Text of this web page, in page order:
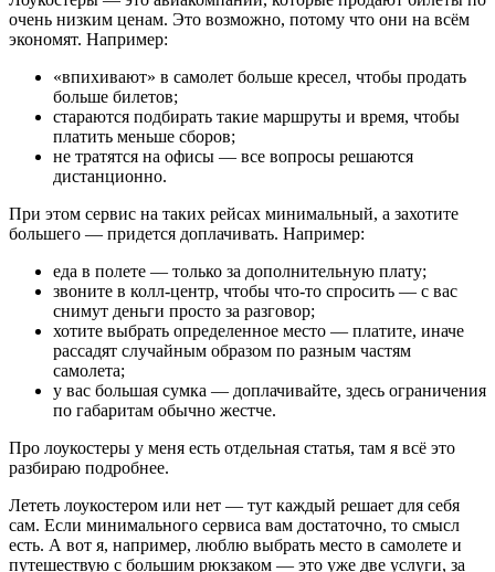
очень низким ценам. Это возможно, потому что они на всём
экономят. Например:
«впихивают» в самолет больше кресел, чтобы продать
больше билетов;
стараются подбирать такие маршруты и время, чтобы
платить меньше сборов;
не тратятся на офисы — все вопросы решаются
дистанционно.
При этом сервис на таких рейсах минимальный, а захотите
большего — придется доплачивать. Например:
еда в полете — только за дополнительную плату;
звоните в колл-центр, чтобы что-то спросить — с вас
снимут деньги просто за разговор;
хотите выбрать определенное место — платите, иначе
рассадят случайным образом по разным частям
самолета;
у вас большая сумка — доплачивайте, здесь ограничения
по габаритам обычно жестче.
Про лоукостеры у меня есть отдельная статья, там я всё это
разбираю подробнее.
Лететь лоукостером или нет — тут каждый решает для себя
сам. Если минимального сервиса вам достаточно, то смысл
есть. А вот я, например, люблю выбрать место в самолете и
путешествую с большим рюкзаком — это уже две услуги, за